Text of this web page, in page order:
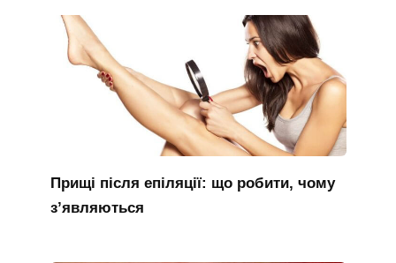
Прищі після епіляції: що робити, чому
з’являються